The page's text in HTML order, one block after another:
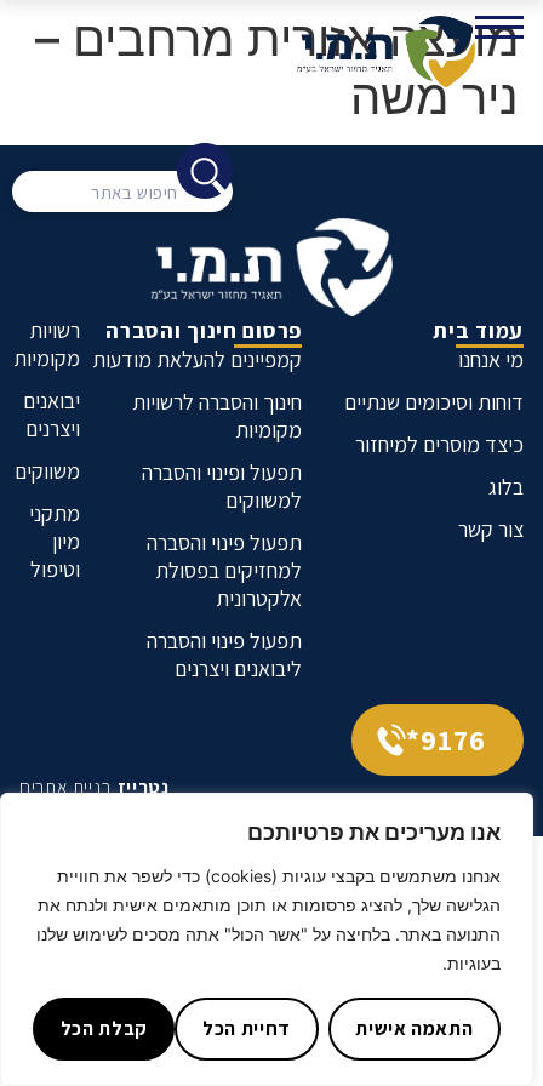
אנו מעריכים את פרטיותכם
אנחנו משתמשים בקבצי עוגיות (cookies) כדי לשפר את חוויית
הגלישה שלך, להציג פרסומות או תוכן מותאמים אישית ולנתח את
התנועה באתר. בלחיצה על "אשר הכול" אתה מסכים לשימוש שלנו
בעוגיות.
התאמה אישית דחיית הכל קבלת הכל
מועצה אזורית מרחבים –
ניר משה
עמוד בית
מי אנחנו
דוחות וסיכומים שנתיים
כיצד מוסרים למיחזור
בלוג
צור קשר
פרסום חינוך והסברה
קמפיינים להעלאת מודעות
חינוך והסברה לרשויות
מקומיות
תפעול ופינוי והסברה
למשווקים
תפעול פינוי והסברה
למחזיקים בפסולת
אלקטרונית
תפעול פינוי והסברה
ליבואנים ויצרנים
רשויות
מקומיות
יבואנים
ויצרנים
משווקים
מתקני
מיון
וטיפול
9176*
נטרייזבניית אתרים